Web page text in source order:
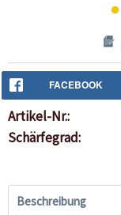
FACEBOOK
Artikel-Nr.:
Schärfegrad:
Beschreibung